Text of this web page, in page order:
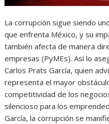
La corrupción sigue siendo
que enfrenta México, y su
también afecta de manera
empresas (PyMEs). Así lo
Carlos Prats García, quien
representa el mayor
competitividad de los
silencioso para los
García, la corrupción se